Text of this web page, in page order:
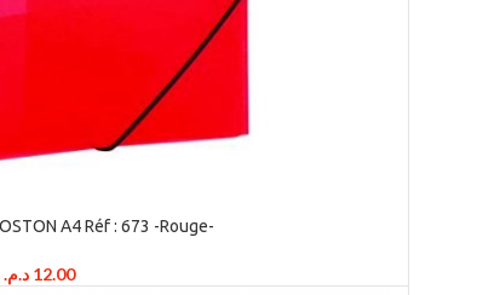
A4 Réf : 673 -Rouge-
12.00 د.م.